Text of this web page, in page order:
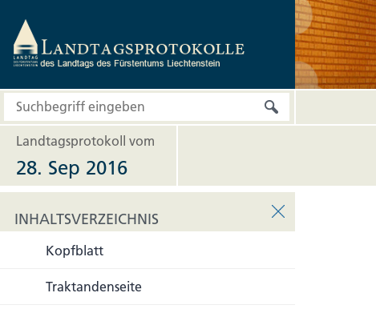
Landtagsprotokoll vom
28. Sep 2016
INHALTSVERZEICHNIS
Kopfblatt
Traktandenseite